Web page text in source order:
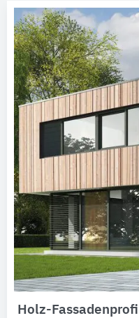
Holz-